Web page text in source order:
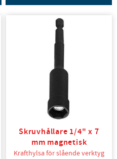
Skruvhållare 1/4" x 7
mm magnetisk
Krafthylsa för slående verktyg